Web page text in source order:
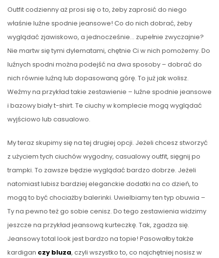
Outfit codzienny aż prosi się o to, żeby zaprosić do niego
właśnie luźne spodnie jeansowe! Co do nich dobrać, żeby
wyglądać zjawiskowo, a jednocześnie… zupełnie zwyczajnie?
Nie martw się tymi dylematami, chętnie Ci w nich pomożemy. Do
luźnych spodni można podejść na dwa sposoby – dobrać do
nich równie luźną lub dopasowaną górę. To już jak wolisz.
Weźmy na przykład takie zestawienie – luźne spodnie jeansowe
i bazowy biały t-shirt. Te ciuchy w komplecie mogą wyglądać
wyjściowo lub casualowo.
My teraz skupimy się na tej drugiej opcji. Jeżeli chcesz stworzyć
z użyciem tych ciuchów wygodny, casualowy outfit, sięgnij po
trampki. To zawsze będzie wyglądać bardzo dobrze. Jeżeli
natomiast lubisz bardziej eleganckie dodatki na co dzień, to
mogą to być chociażby balerinki. Uwielbiamy ten typ obuwia –
Ty na pewno też go sobie cenisz. Do tego zestawienia widzimy
jeszcze na przykład jeansową kurteczkę. Tak, zgadza się.
Jeansowy total look jest bardzo na topie! Pasowałby także
kardigan czy bluza, czyli wszystko to, co najchętniej nosisz w